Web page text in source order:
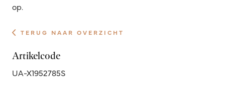
op.
TERUG NAAR OVERZICHT
Artikelcode
UA-X1952785S